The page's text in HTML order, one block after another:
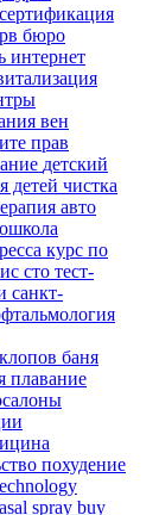
сертификация
бюро
интернет
вен
прав
детский
детей чистка
авто
курс по
сто тест-
санкт-
баня
плавание
похудение
spray buy